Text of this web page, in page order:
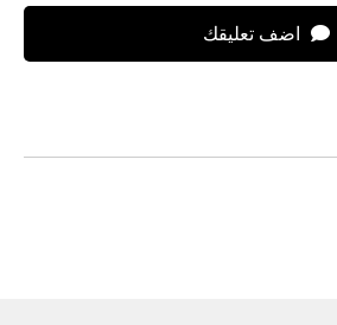
اضف تعليقك